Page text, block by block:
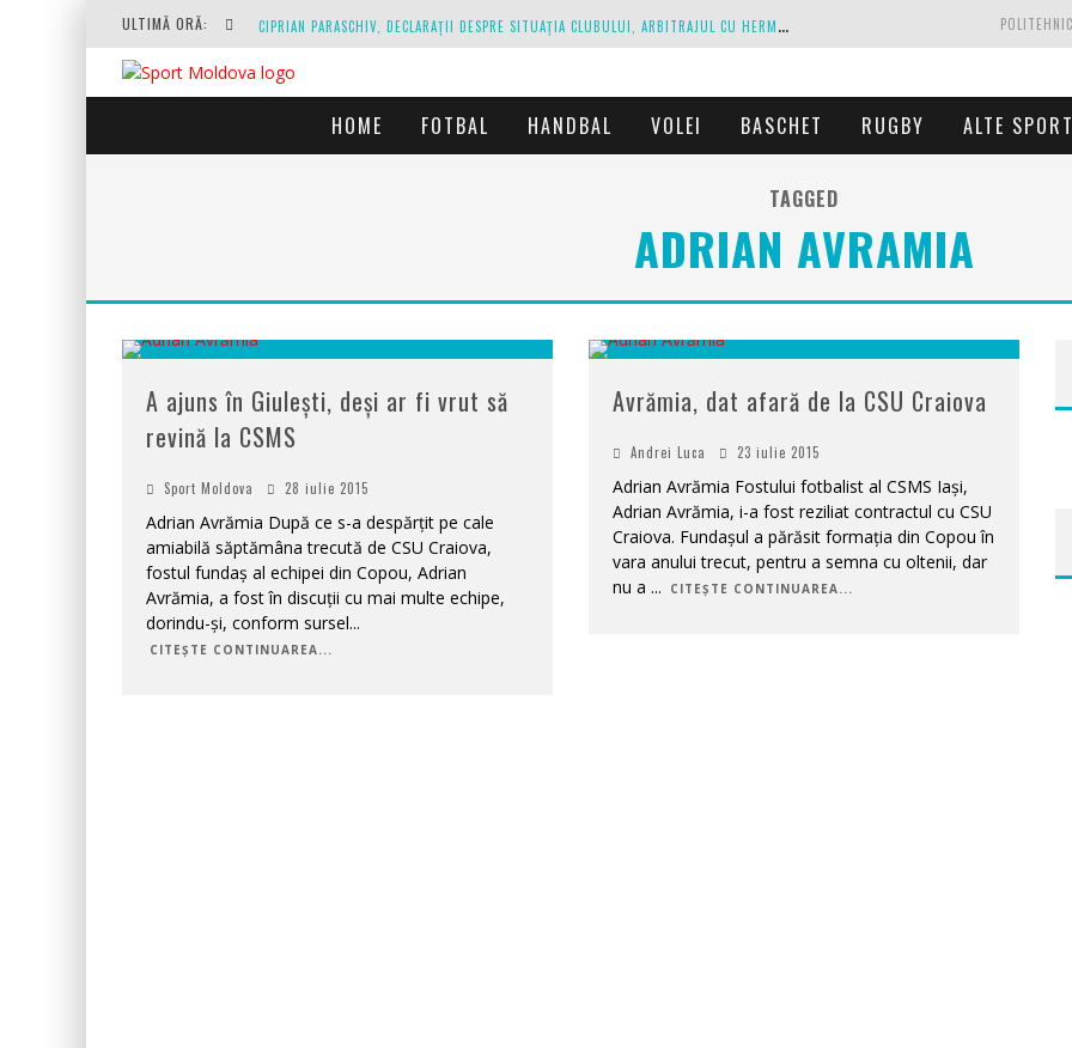
ULTIMĂ ORĂ: C
IPRIAN PARASCHIV, DECLARAȚII DESPRE SITUAȚIA CLUBULUI, ARBITRAJUL CU HERMANNSTADT ȘI RELAȚIA CU PRIMĂRIA IAȘI
P
OLITEHNICA IAȘI, SCRISOARE DESCHISĂ CĂTRE CONDUCĂTORII FOTBALULUI ROMÂNESC, EUROPEAN ȘI MONDIAL
C
ORONAVIRUS LA FC BOTOȘANI. UN STRĂIN A STAT ÎN CARANTINĂ, DAR A FOST TESTAT POZITIV
HOME FOTBAL HANDBAL VOLEI BASCHET RUGBY ALTE
TAGGED
ADRIAN AVRAMIA
A ajuns în Giulești, deși ar fi vrut să
revină la CSMS
Sport Moldova 28 iulie 2015
Adrian Avrămia După ce s-a despărțit pe cale
amiabilă săptămâna trecută de CSU Craiova,
fostul fundaș al echipei din Copou, Adrian
Avrămia, a fost în discuții cu mai multe echipe,
dorindu-și, conform sursel...
CITEȘTE CONTINUAREA...
Avrămia, dat afară de la CSU Craiova
Andrei Luca 23 iulie 2015
Adrian Avrămia Fostului fotbalist al CSMS Iași,
Adrian Avrămia, i-a fost reziliat contractul cu CSU
Craiova. Fundașul a părăsit formația din Copou în
vara anului trecut, pentru a semna cu oltenii, dar
nu a ... CITEȘTE CONTINUAREA...